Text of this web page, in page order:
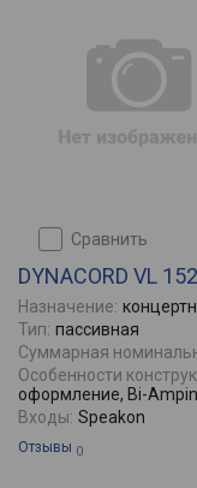
сравнить
DYNACORD VL 152
Назначение:
Тип: пасcивная
Суммарная
Особенности
оформление, Bi-
Входы: Speakon
Отзывы 0